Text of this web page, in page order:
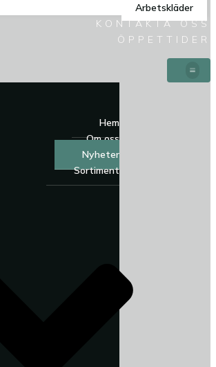
Arbetskläder
KONTAKTA OSS
ÖPPETTIDER
Hem
Om oss
Nyheter
Sortiment